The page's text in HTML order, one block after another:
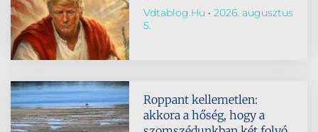
Vdtablog.hu
2026. augusztus
5.
Roppant kellemetlen:
akkora a hőség, hogy a